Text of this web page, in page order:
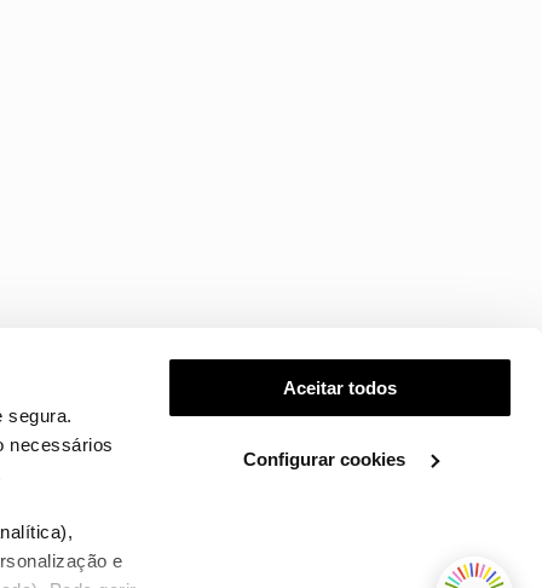
segura.
necessários
e
Aceitar todos
Configurar cookies